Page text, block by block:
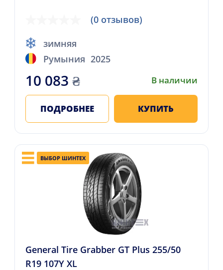
(0 отзывов)
зимняя
Румыния 2025
10 083 ₴ В наличии
ПОДРОБНЕЕ КУПИТЬ
ВЫБОР ШИНТЕХ
General Tire Grabber GT Plus 255/50
R19 107Y XL